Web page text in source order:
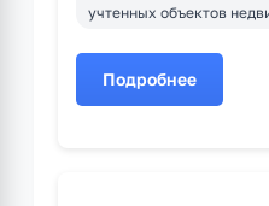
учтенных объектов
Подробнее
о